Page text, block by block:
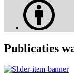
Publicaties